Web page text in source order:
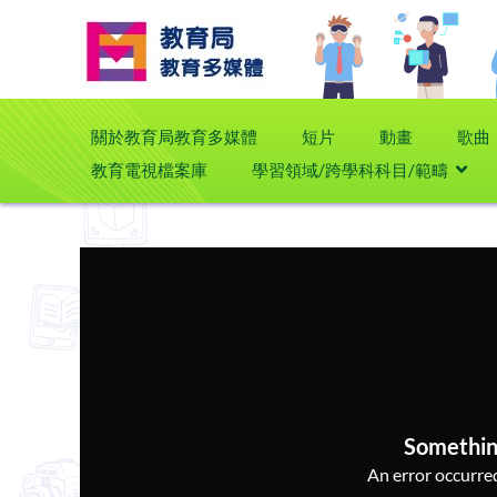
關於教育局教育多媒體 短片 動畫
歌曲
教育電視檔案庫
學習領域/跨學科科目/範疇
An error